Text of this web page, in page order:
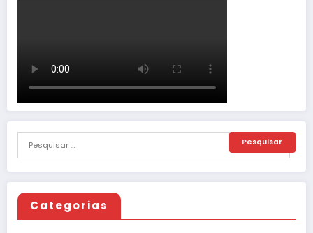
Categorias